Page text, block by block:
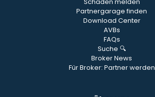
Partnergarage finden
Download Center
AVBs
FAQs
Suche 🔍
Broker News
Für Broker: Partner werden